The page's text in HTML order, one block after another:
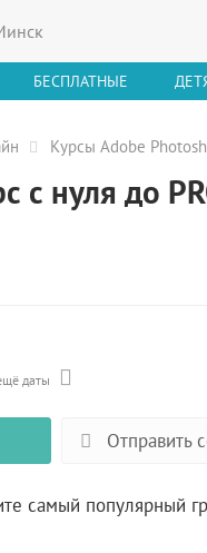
БЕСПЛАТНЫЕ
Курсы Adobe
с нуля до
даты
Отправить
самый популярный